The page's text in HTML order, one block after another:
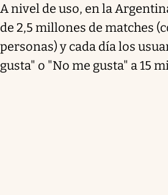
A nivel de uso, en la
de 2,5 millones de matches
personas) y cada día los
gusta" o "No me gusta" a 15